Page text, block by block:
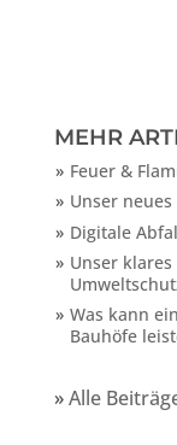
MEHR
Feuer &
Unser
Digitale
Unser
Was kann
Bauhöfe
»Alle